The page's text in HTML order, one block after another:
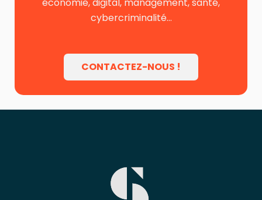
cybercriminalité…
CONTACTEZ-NOUS !